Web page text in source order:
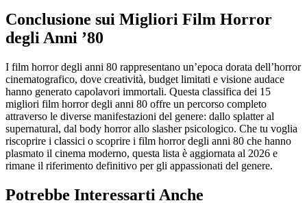
Conclusione sui Migliori Film Horror
degli Anni ’80
I film horror degli anni 80 rappresentano un’epoca dorata dell’horror
cinematografico, dove creatività, budget limitati e visione audace
hanno generato capolavori immortali. Questa classifica dei 15
migliori film horror degli anni 80 offre un percorso completo
attraverso le diverse manifestazioni del genere: dallo splatter al
supernatural, dal body horror allo slasher psicologico. Che tu voglia
riscoprire i classici o scoprire i film horror degli anni 80 che hanno
plasmato il cinema moderno, questa lista è aggiornata al 2026 e
rimane il riferimento definitivo per gli appassionati del genere.
Potrebbe Interessarti Anche